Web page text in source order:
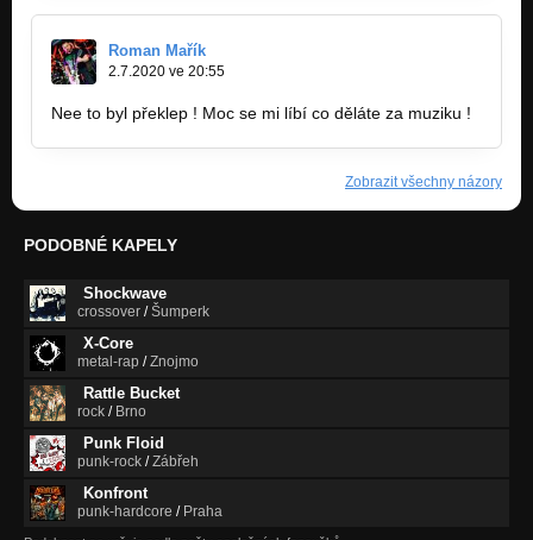
Roman Mařík
2.7.2020 ve 20:55
Nee to byl překlep ! Moc se mi líbí co děláte za muziku !
Zobrazit všechny názory
PODOBNÉ KAPELY
Shockwave
crossover /Šumperk
X-Core
metal-rap /Znojmo
Rattle Bucket
rock / Brno
Punk Floid
punk-rock /Zábřeh
Konfront
punk-hardcore / Praha